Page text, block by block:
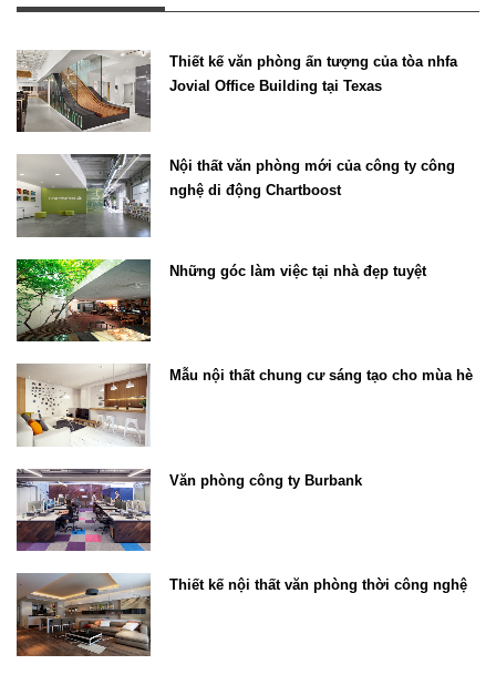
Thiết kế văn phòng ấn tượng của tòa nhfa
Jovial Office Building tại Texas
Nội thất văn phòng mới của công ty công
nghệ di động Chartboost
Những góc làm việc tại nhà đẹp tuyệt
Mẫu nội thất chung cư sáng tạo cho mùa hè
Văn phòng công ty Burbank
Thiết kế nội thất văn phòng thời công nghệ